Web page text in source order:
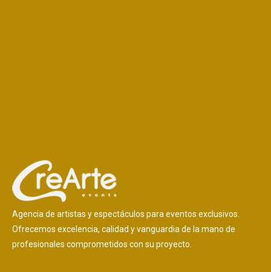
Agencia de artistas y espectáculos para eventos exclusivos.
Ofrecemos excelencia, calidad y vanguardia de la mano de
profesionales comprometidos con su proyecto.